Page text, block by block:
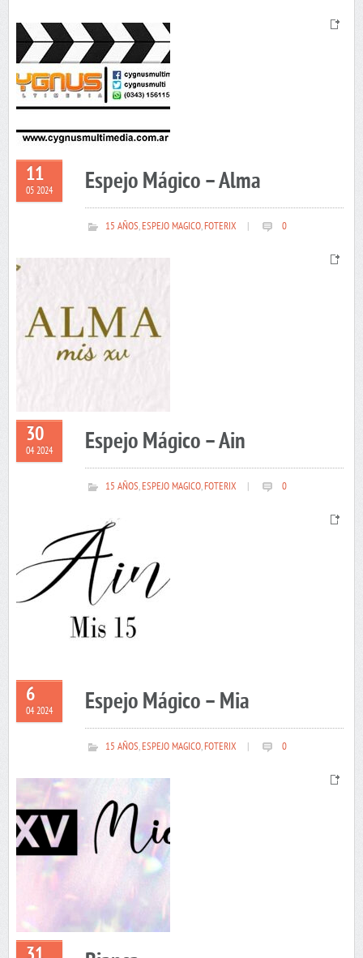
11
05 2024 Espejo Mágico – Alma
15 AÑOS,ESPEJO MAGICO,FOTERIX 0
30
04 2024 Espejo Mágico – Ain
15 AÑOS,ESPEJO MAGICO,FOTERIX 0
6
04 2024 Espejo Mágico – Mia
15 AÑOS,ESPEJO MAGICO,FOTERIX 0